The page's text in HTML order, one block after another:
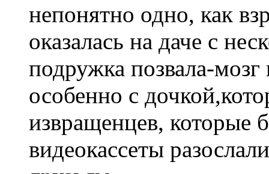
непонятно одно, как
оказалась на даче с
подружка позвала-мозг
особенно с
извращенцев, которые
видеокассеты